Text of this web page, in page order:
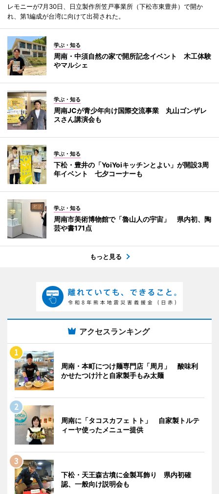
レモニーが7月30日、日立製作所笠戸事業所（下松市東豊井）で開か
れ、第1編成が台湾に向けて出荷された。
学ぶ・知る
周南・中須自然の家で開所記念イベント 木工体験
やマルシェ
学ぶ・知る
周南JCが青少年向け国際交流事業 丸山ゴンザレ
スさん講演会も
学ぶ・知る
下松・豊井の「YoiYoiキッチンとよい」が開設3周
年イベント 七夕コーナーも
学ぶ・知る
周南市美術博物館で「魯山人の宇宙」 県内初、陶
芸や書171点
もっと見る
アクセスランキング
周南・本町につけ麺専門店「周月」 酸味利
かせたつけ汁と自家製手もみ太麺
周南に「タコスカフェ トト」 自家製トルテ
ィーヤ使ったメニュー提供
下松・天王森古墳に金製耳飾り 県内初確
認、一般向け説明会も